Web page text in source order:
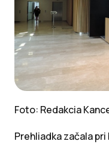
Foto: Redakcia
Prehliadka začala